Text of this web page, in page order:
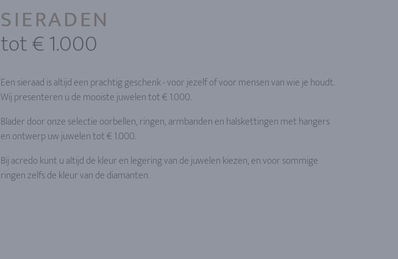
SIERADEN
tot € 1.000
Een sieraad is altijd een prachtig geschenk - voor jezelf of voor mensen van wie je houdt.
Wij presenteren u de mooiste juwelen tot € 1.000.
Blader door onze selectie oorbellen, ringen, armbanden en halskettingen met hangers
en ontwerp uw juwelen tot € 1.000.
Bij acredo kunt u altijd de kleur en legering van de juwelen kiezen, en voor sommige
ringen zelfs de kleur van de diamanten.